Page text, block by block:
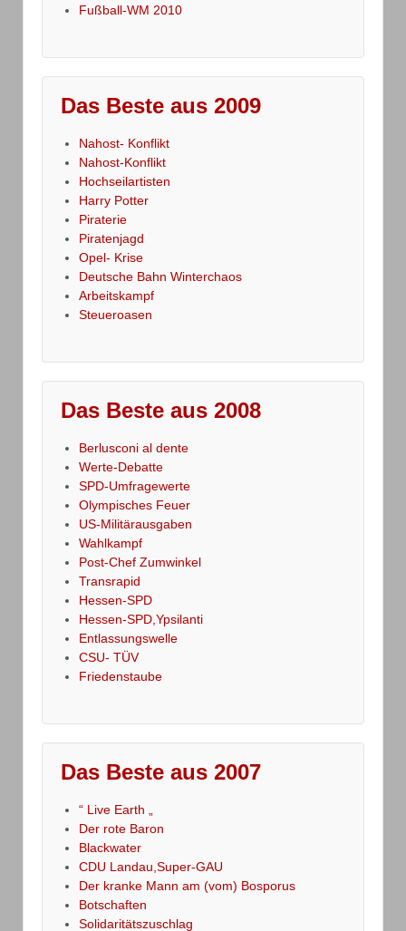
Fußball-WM 2010
Das Beste aus 2009
Nahost- Konflikt
Nahost-Konflikt
Hochseilartisten
Harry Potter
Piraterie
Piratenjagd
Opel- Krise
Deutsche Bahn Winterchaos
Arbeitskampf
Steueroasen
Das Beste aus 2008
Berlusconi al dente
Werte-Debatte
SPD-Umfragewerte
Olympisches Feuer
US-Militärausgaben
Wahlkampf
Post-Chef Zumwinkel
Transrapid
Hessen-SPD
Hessen-SPD,Ypsilanti
Entlassungswelle
CSU- TÜV
Friedenstaube
Das Beste aus 2007
“ Live Earth „
Der rote Baron
Blackwater
CDU Landau,Super-GAU
Der kranke Mann am (vom) Bosporus
Botschaften
Solidaritätszuschlag